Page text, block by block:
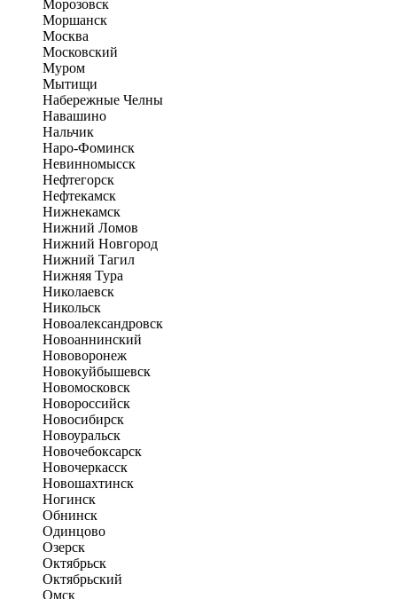
Морозовск
Моршанск
Москва
Московский
Муром
Мытищи
Набережные Челны
Навашино
Нальчик
Наро-Фоминск
Невинномысск
Нефтегорск
Нефтекамск
Нижнекамск
Нижний Ломов
Нижний Новгород
Нижний Тагил
Нижняя Тура
Николаевск
Никольск
Новоалександровск
Новоаннинский
Нововоронеж
Новокуйбышевск
Новомосковск
Новороссийск
Новосибирск
Новоуральск
Новочебоксарск
Новочеркасск
Новошахтинск
Ногинск
Обнинск
Одинцово
Озерск
Октябрьск
Октябрьский
Омск